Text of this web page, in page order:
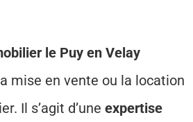
le Puy en Velay
mise en vente ou la location
Il s’agit d’une expertise